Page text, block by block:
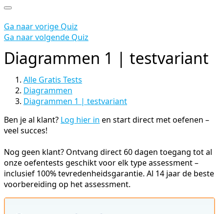
Ga naar vorige Quiz
Ga naar volgende Quiz
Diagrammen 1 | testvariant
Alle Gratis Tests
Diagrammen
Diagrammen 1 | testvariant
Ben je al klant? Log hier in en start direct met oefenen –
veel succes!
Nog geen klant? Ontvang direct 60 dagen toegang tot al
onze oefentests geschikt voor elk type assessment –
inclusief 100% tevredenheidsgarantie. Al 14 jaar de beste
voorbereiding op het assessment.